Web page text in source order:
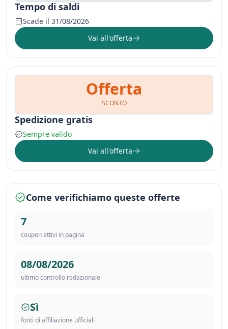
Tempo di saldi
Scade il 31/08/2026
Vai all'offerta
Offerta
SCONTO
Spedizione gratis
Sempre valido
Vai all'offerta
Come verifichiamo queste offerte
7
coupon attivi in pagina
08/08/2026
ultimo controllo redazionale
Sì
fonti di affiliazione ufficiali